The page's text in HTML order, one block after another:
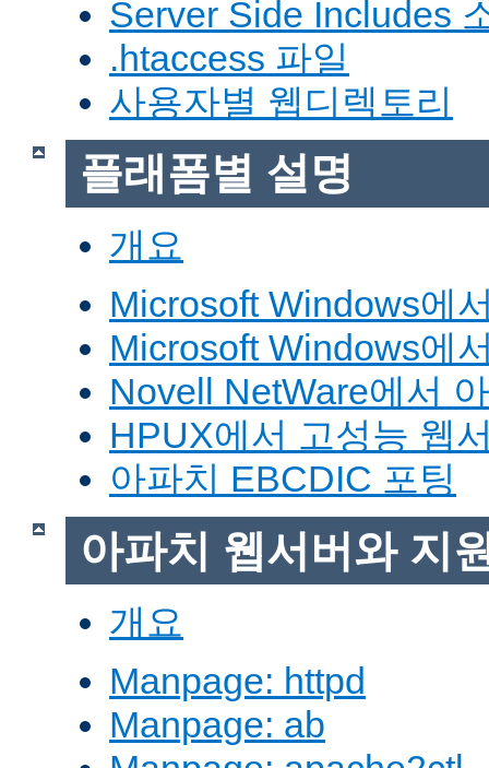
Server Side Includes
.htaccess 파일
사용자별 웹디렉토리
플래폼별 설명
개요
Microsoft Windows에
Microsoft Windows에
Novell NetWare에서
HPUX에서 고성능 웹
아파치 EBCDIC 포팅
아파치 웹서버와 지
개요
Manpage: httpd
Manpage: ab